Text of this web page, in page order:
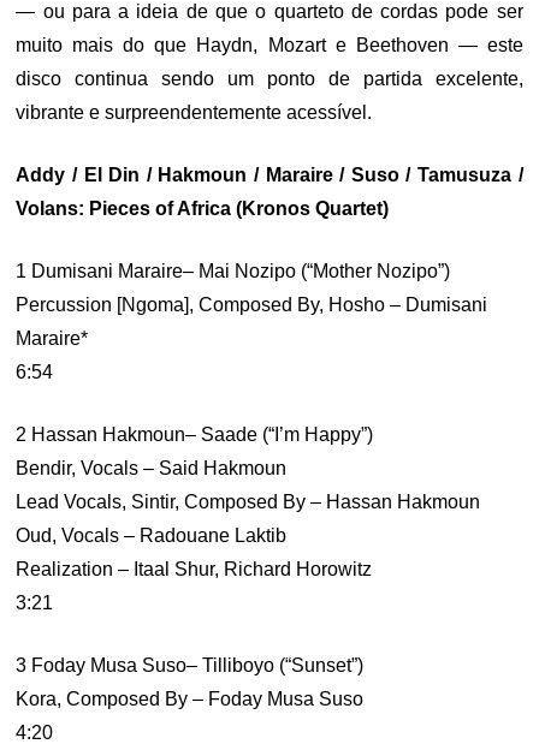
— ou para a ideia de que o quarteto de cordas pode ser
muito mais do que Haydn, Mozart e Beethoven — este
disco continua sendo um ponto de partida excelente,
vibrante e surpreendentemente acessível.
Addy / El Din / Hakmoun / Maraire / Suso / Tamusuza /
Volans: Pieces of Africa (Kronos Quartet)
1 Dumisani Maraire– Mai Nozipo (“Mother Nozipo”)
Percussion [Ngoma], Composed By, Hosho – Dumisani
Maraire*
6:54
2 Hassan Hakmoun– Saade (“I’m Happy”)
Bendir, Vocals – Said Hakmoun
Lead Vocals, Sintir, Composed By – Hassan Hakmoun
Oud, Vocals – Radouane Laktib
Realization – Itaal Shur, Richard Horowitz
3:21
3 Foday Musa Suso– Tilliboyo (“Sunset”)
Kora, Composed By – Foday Musa Suso
4:20